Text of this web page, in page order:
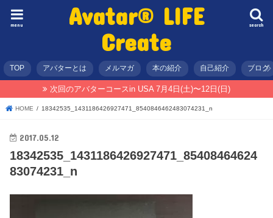
Avatar® LIFE
Create
search
menu
TOP アバターとは メルマガ 本の紹介 自己紹介 ブログ
次回のアバターコースin USA 7月4日(土)〜12日(日)
HOME 18342535_1431186426927471_8540846462483074231_n
2017.05.12
18342535_1431186426927471_85408464624
83074231_n